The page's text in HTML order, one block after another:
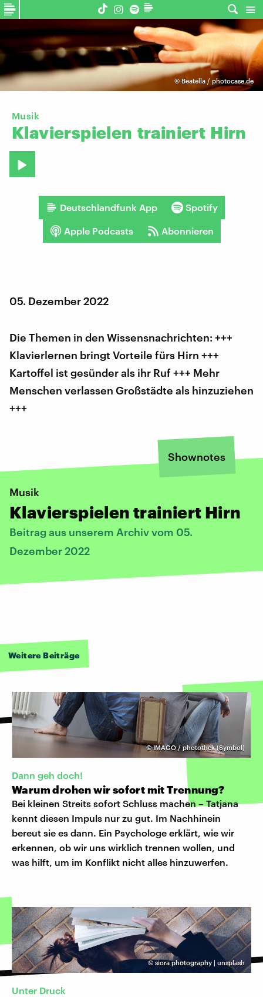
© Beatella / photocase.de
Musik
Klavierspielen trainiert Hirn
Deutschlandfunk App Spotify
Apple Podcasts Abonnieren
05. Dezember 2022
Die Themen in den Wissensnachrichten: +++
Klavierlernen bringt Vorteile fürs Hirn +++
Kartoffel ist gesünder als ihr Ruf +++ Mehr
Menschen verlassen Großstädte als hinzuziehen
+++
Shownotes
Musik
Klavierspielen trainiert Hirn
Beitrag aus unserem Archiv vom 05.
Dezember 2022
Weitere Beiträge
©IMAGO / photothek (Symbol)
Dann geh doch!
Warum drohen wir sofort mit Trennung?
Bei kleinen Streits sofort Schluss machen – Tatjana
kennt diesen Impuls nur zu gut. Im Nachhinein
bereut sie es dann. Ein Psychologe erklärt, wie wir
erkennen, ob wir uns wirklich trennen wollen, und
was hilft, um im Konflikt nicht alles hinzuwerfen.
©siora photography | unsplash
Unter Druck